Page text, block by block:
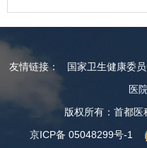
友情链接： 国家卫生健康委
医
版权所有：首都
京ICP备 05048299号-1